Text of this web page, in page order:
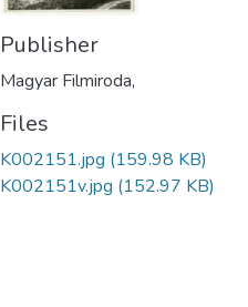
Publisher
Magyar Filmiroda,
Files
K002151.jpg (159.98 KB)
K002151v.jpg (152.97 KB)